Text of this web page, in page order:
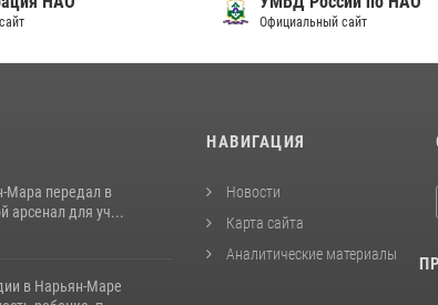
Официальный сайт
Мара передал в
арсенал для уч...
в Нарьян-Маре
НАВИГАЦИЯ
Новости
Карта сайта
Аналитические материалы